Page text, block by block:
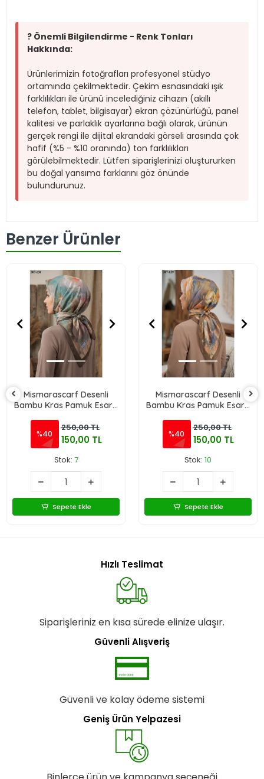
? Önemli Bilgilendirme - Renk Tonları
Hakkında:
Ürünlerimizin fotoğrafları profesyonel stüdyo
ortamında çekilmektedir. Çekim esnasındaki ışık
farklılıkları ile ürünü incelediğiniz cihazın (akıllı
telefon, tablet, bilgisayar) ekran çözünürlüğü, panel
kalitesi ve parlaklık ayarlarına bağlı olarak, ürünün
gerçek rengi ile dijital ekrandaki görseli arasında çok
hafif (%5 - %10 oranında) ton farklılıkları
görülebilmektedir. Lütfen siparişlerinizi oluştururken
bu doğal yansıma farklarını göz önünde
bulundurunuz.
Benzer Ürünler
Mismarascarf Desenli
Bambu Kraş Pamuk Eşarp
%40
250,00 TL
150,00 TL
Stok: 7
Sepete Ekle
Mismarascarf Desenli
Bambu Kraş Pamuk Eşarp
%40
250,00 TL
150,00 TL
Stok: 10
Sepete Ekle
Hızlı Teslimat
Siparişleriniz en kısa sürede elinize ulaşır.
Güvenli Alışveriş
Güvenli ve kolay ödeme sistemi
Geniş Ürün Yelpazesi